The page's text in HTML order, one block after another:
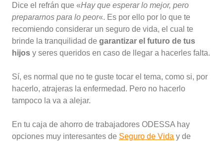
Dice el refrán que «Hay que esperar lo mejor, pero
prepararnos para lo peor«. Es por ello por lo que te
recomiendo considerar un seguro de vida, el cual te
brinde la tranquilidad de garantizar el futuro de tus
hijos y seres queridos en caso de llegar a hacerles falta.
Sí, es normal que no te guste tocar el tema, como si, por
hacerlo, atrajeras la enfermedad. Pero no hacerlo
tampoco la va a alejar.
En tu caja de ahorro de trabajadores ODESSA hay
opciones muy interesantes de Seguro de Vida y de